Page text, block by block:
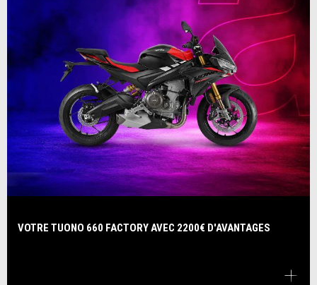
VOTRE TUONO 660 FACTORY AVEC 2200€ D'AVANTAGES